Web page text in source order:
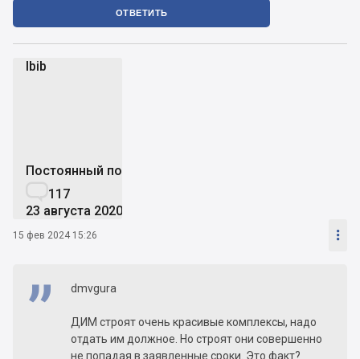
ОТВЕТИТЬ
Ibib
Постоянный пользователь
117
23 августа 2020
15 фев 2024 15:26 
dmvgura
ДИМ строят очень красивые комплексы, надо
отдать им должное. Но строят они совершенно
не попадая в заявленные сроки. Это факт?